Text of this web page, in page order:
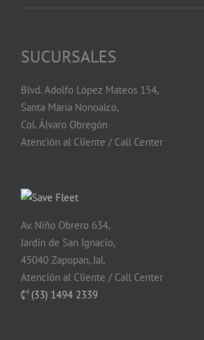
SUCURSALES
Blvd. Adolfo López Mateos 154,
Santa María Nonoalco,
Col. Álvaro Obregón
Atención al Cliente / Call Center
Av. Niño Obrero 634,
Jardín de San Ignacio,
45040 Zapopan, Jal.
Atención al Cliente / Call Center
(33) 1494 2339